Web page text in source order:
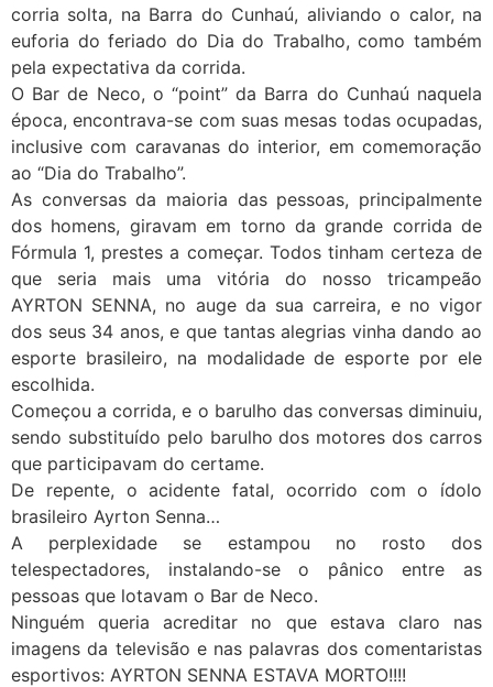
corria solta, na Barra do Cunhaú, aliviando o calor, na
euforia do feriado do Dia do Trabalho, como também
pela expectativa da corrida.
O Bar de Neco, o “point” da Barra do Cunhaú naquela
época, encontrava-se com suas mesas todas ocupadas,
inclusive com caravanas do interior, em comemoração
ao “Dia do Trabalho”.
As conversas da maioria das pessoas, principalmente
dos homens, giravam em torno da grande corrida de
Fórmula 1, prestes a começar. Todos tinham certeza de
que seria mais uma vitória do nosso tricampeão
AYRTON SENNA, no auge da sua carreira, e no vigor
dos seus 34 anos, e que tantas alegrias vinha dando ao
esporte brasileiro, na modalidade de esporte por ele
escolhida.
Começou a corrida, e o barulho das conversas diminuiu,
sendo substituído pelo barulho dos motores dos carros
que participavam do certame.
De repente, o acidente fatal, ocorrido com o ídolo
brasileiro Ayrton Senna…
A perplexidade se estampou no rosto dos
telespectadores, instalando-se o pânico entre as
pessoas que lotavam o Bar de Neco.
Ninguém queria acreditar no que estava claro nas
imagens da televisão e nas palavras dos comentaristas
esportivos: AYRTON SENNA ESTAVA MORTO!!!!